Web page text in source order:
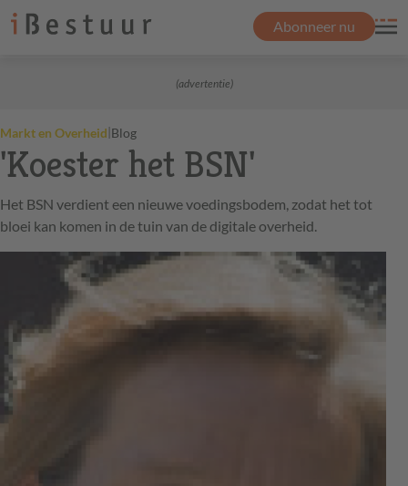
Abonneer nu
(advertentie)
Markt en Overheid|Blog
'Koester het BSN'
Het BSN verdient een nieuwe voedingsbodem, zodat het tot
bloei kan komen in de tuin van de digitale overheid.